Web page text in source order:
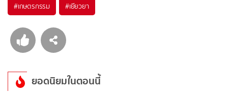
#เกษตรกรรม #เยียวยา
ยอดนิยมในตอนนี้